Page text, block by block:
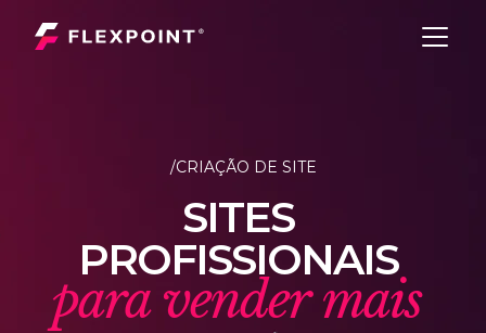
/CRIAÇÃO DE SITE
SITES
PROFISSIONAIS
para vender mais